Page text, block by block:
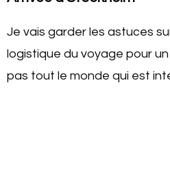
Je vais garder les astuces
logistique du voyage pour
pas tout le monde qui est